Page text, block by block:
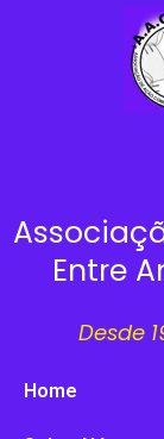
Entre
Desde
Home